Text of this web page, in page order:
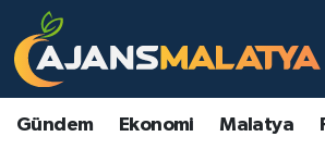
Gündem Ekonomi Malatya
Asayiş
Malatya Nöbetçi Eczaneler